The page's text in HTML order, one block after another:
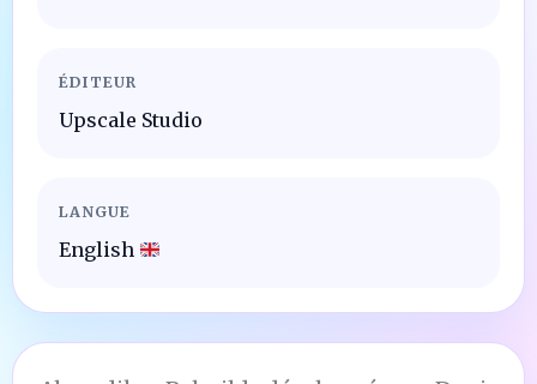
ÉDITEUR
Upscale Studio
LANGUE
English